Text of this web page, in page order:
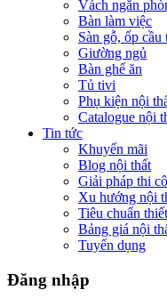
Vách ngăn
Bàn làm việc
Sàn gỗ, ốp cầu
Giường ngủ
Bàn ghế ăn
Tủ tivi
Phụ kiện nội
Catalogue nội
Tin tức
Khuyến mãi
Blog nội thất
Giải pháp thi
Xu hướng nội
Tiêu chuẩn
Bảng giá nội
Tuyển dụng
Đăng nhập